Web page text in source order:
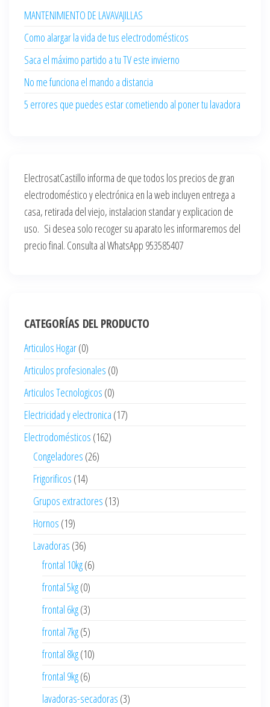
MANTENIMIENTO DE LAVAVAJILLAS
Como alargar la vida de tus electrodomésticos
Saca el máximo partido a tu TV este invierno
No me funciona el mando a distancia
5 errores que puedes estar cometiendo al poner tu lavadora
ElectrosatCastillo informa de que todos los precios de gran
electrodoméstico y electrónica en la web incluyen entrega a
casa, retirada del viejo, instalacion standar y explicacion de
uso. Si desea solo recoger su aparato les informaremos del
precio final. Consulta al WhatsApp 953585407
CATEGORÍAS DEL PRODUCTO
Articulos Hogar(0)
Articulos profesionales (0)
Articulos Tecnologicos (0)
Electricidad y electronica (17)
Electrodomésticos (162)
Congeladores (26)
Frigorificos (14)
Grupos extractores (13)
Hornos (19)
Lavadoras (36)
frontal 10kg(6)
frontal 5kg(0)
frontal 6kg(3)
frontal 7kg(5)
frontal 8kg(10)
frontal 9kg(6)
lavadoras-secadoras (3)